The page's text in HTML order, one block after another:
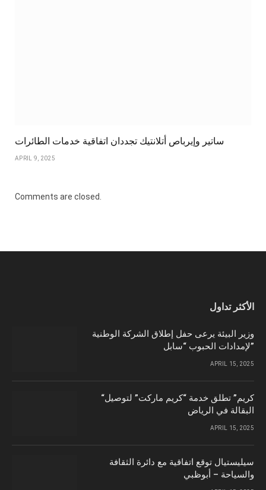
ساتير وإيرباص أتلانتيك تجددان اتفاقية خدمات الطائرات
APRIL 9, 2025
Comments are closed.
الأكثر تداول
وزير البيئة يرعى حفل إطلاق الشركة الوطنية
لإمدادات الحبوب “سابل”
APRIL 15, 2025
“كريم” تطلق خدمة “كريم ماركت” لتوصيل
البقالة في الرياض
APRIL 15, 2025
سيليستيال توقع اتفاقية مع دائرة الثقافة
والسياحة – أبوظبي